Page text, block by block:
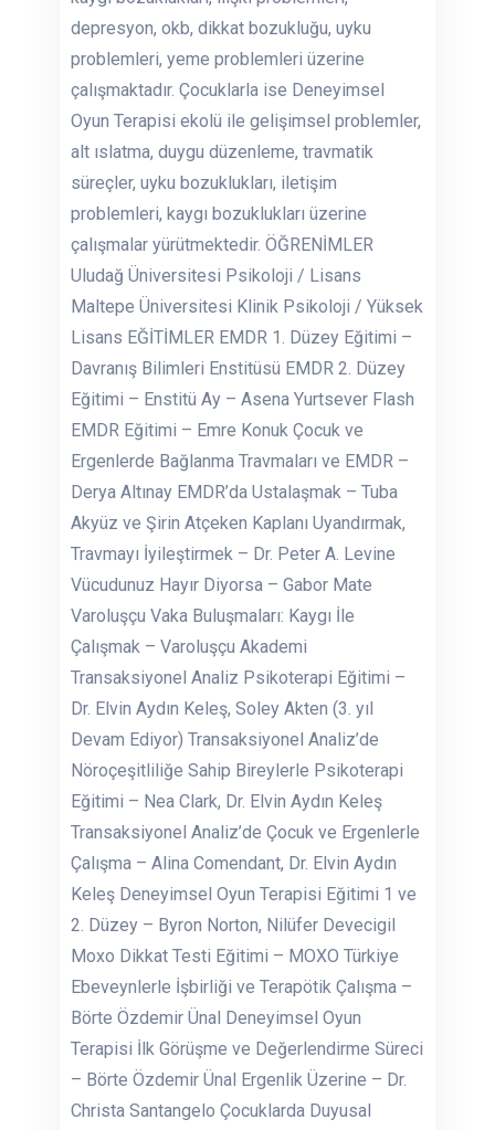
depresyon, okb, dikkat bozukluğu, uyku
problemleri, yeme problemleri üzerine
çalışmaktadır. Çocuklarla ise Deneyimsel
Oyun Terapisi ekolü ile gelişimsel problemler,
alt ıslatma, duygu düzenleme, travmatik
süreçler, uyku bozuklukları, iletişim
problemleri, kaygı bozuklukları üzerine
çalışmalar yürütmektedir. ÖĞRENİMLER
Uludağ Üniversitesi Psikoloji / Lisans
Maltepe Üniversitesi Klinik Psikoloji / Yüksek
Lisans EĞİTİMLER EMDR 1. Düzey Eğitimi –
Davranış Bilimleri Enstitüsü EMDR 2. Düzey
Eğitimi – Enstitü Ay – Asena Yurtsever Flash
EMDR Eğitimi – Emre Konuk Çocuk ve
Ergenlerde Bağlanma Travmaları ve EMDR –
Derya Altınay EMDR’da Ustalaşmak – Tuba
Akyüz ve Şirin Atçeken Kaplanı Uyandırmak,
Travmayı İyileştirmek – Dr. Peter A. Levine
Vücudunuz Hayır Diyorsa – Gabor Mate
Varoluşçu Vaka Buluşmaları: Kaygı İle
Çalışmak – Varoluşçu Akademi
Transaksiyonel Analiz Psikoterapi Eğitimi –
Dr. Elvin Aydın Keleş, Soley Akten (3. yıl
Devam Ediyor) Transaksiyonel Analiz’de
Nöroçeşitliliğe Sahip Bireylerle Psikoterapi
Eğitimi – Nea Clark, Dr. Elvin Aydın Keleş
Transaksiyonel Analiz’de Çocuk ve Ergenlerle
Çalışma – Alina Comendant, Dr. Elvin Aydın
Keleş Deneyimsel Oyun Terapisi Eğitimi 1 ve
2. Düzey – Byron Norton, Nilüfer Devecigil
Moxo Dikkat Testi Eğitimi – MOXO Türkiye
Ebeveynlerle İşbirliği ve Terapötik Çalışma –
Börte Özdemir Ünal Deneyimsel Oyun
Terapisi İlk Görüşme ve Değerlendirme Süreci
– Börte Özdemir Ünal Ergenlik Üzerine – Dr.
Christa Santangelo Çocuklarda Duyusal